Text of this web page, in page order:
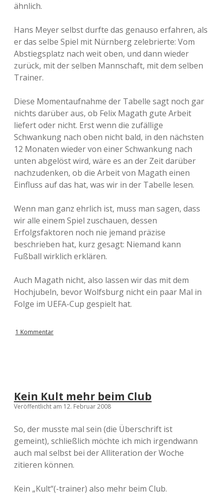
ähnlich.
Hans Meyer selbst durfte das genauso erfahren, als
er das selbe Spiel mit Nürnberg zelebrierte: Vom
Abstiegsplatz nach weit oben, und dann wieder
zurück, mit der selben Mannschaft, mit dem selben
Trainer.
Diese Momentaufnahme der Tabelle sagt noch gar
nichts darüber aus, ob Felix Magath gute Arbeit
liefert oder nicht. Erst wenn die zufällige
Schwankung nach oben nicht bald, in den nächsten
12 Monaten wieder von einer Schwankung nach
unten abgelöst wird, wäre es an der Zeit darüber
nachzudenken, ob die Arbeit von Magath einen
Einfluss auf das hat, was wir in der Tabelle lesen.
Wenn man ganz ehrlich ist, muss man sagen, dass
wir alle einem Spiel zuschauen, dessen
Erfolgsfaktoren noch nie jemand präzise
beschrieben hat, kurz gesagt: Niemand kann
Fußball wirklich erklären.
Auch Magath nicht, also lassen wir das mit dem
Hochjubeln, bevor Wolfsburg nicht ein paar Mal in
Folge im UEFA-Cup gespielt hat.
1 Kommentar
Kein Kult mehr beim Club
Veröffentlicht am 12. Februar 2008
So, der musste mal sein (die Überschrift ist
gemeint), schließlich möchte ich mich irgendwann
auch mal selbst bei der Alliteration der Woche
zitieren können.
Kein „Kult“(-trainer) also mehr beim Club.